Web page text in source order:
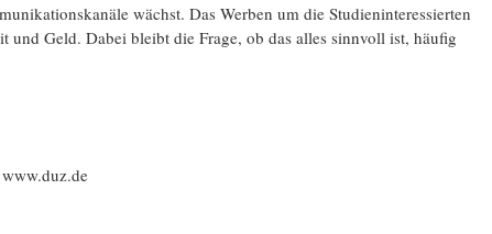
wächst. Das Werben um die Studieninteressierten
Geld. Dabei bleibt die Frage, ob das alles sinnvoll ist, häufig